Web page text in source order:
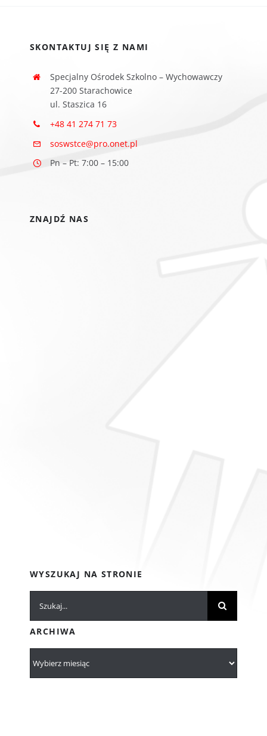
SKONTAKTUJ SIĘ Z NAMI
Specjalny Ośrodek Szkolno – Wychowawczy
27-200 Starachowice
ul. Staszica 16
+48 41 274 71 73
soswstce@pro.onet.pl
Pn – Pt: 7:00 – 15:00
ZNAJDŹ NAS
WYSZUKAJ NA STRONIE
ARCHIWA